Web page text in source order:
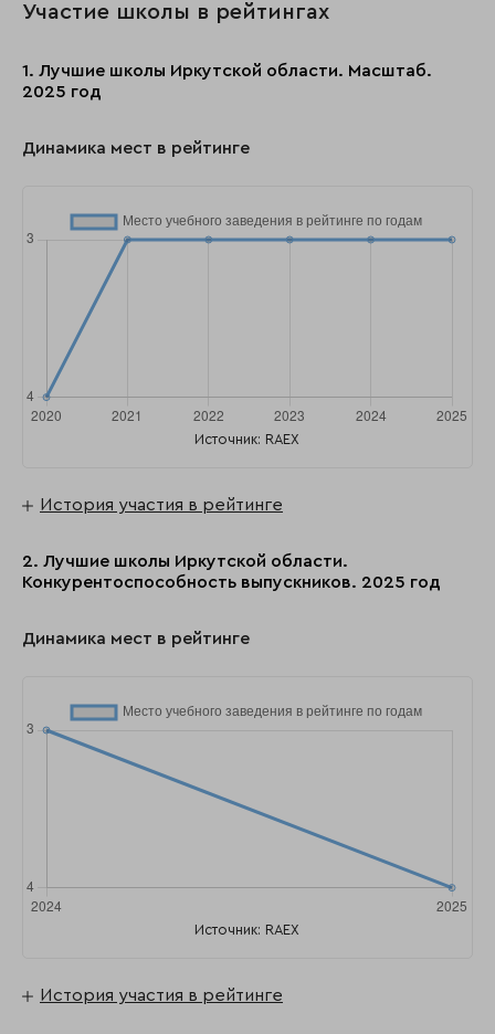
Участие школы в рейтингах
1. Лучшие школы Иркутской области. Масштаб.
2025 год
Динамика мест в рейтинге
Источник: RAEX
История участия в рейтинге
2. Лучшие школы Иркутской области.
Конкурентоспособность выпускников. 2025 год
Динамика мест в рейтинге
Источник: RAEX
История участия в рейтинге